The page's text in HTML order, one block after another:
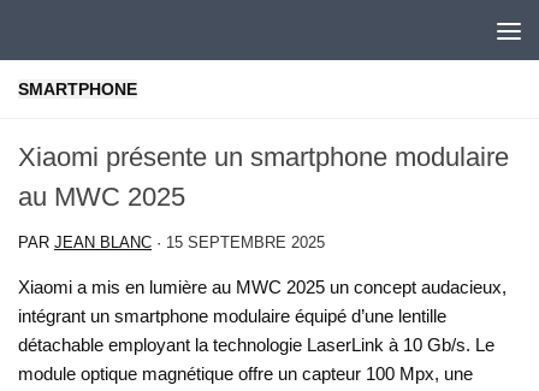
SMARTPHONE
Xiaomi présente un smartphone modulaire
au MWC 2025
PAR JEAN BLANC · 15 SEPTEMBRE 2025
Xiaomi a mis en lumière au MWC 2025 un concept audacieux,
intégrant un smartphone modulaire équipé d’une lentille
détachable employant la technologie LaserLink à 10 Gb/s. Le
module optique magnétique offre un capteur 100 Mpx, une